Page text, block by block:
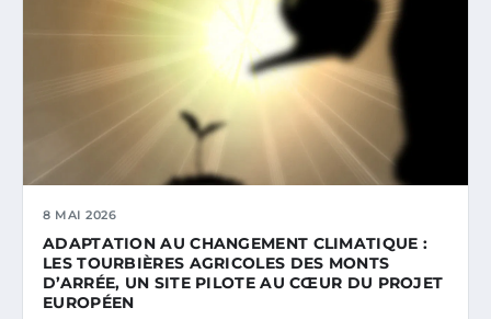
8 MAI 2026
ADAPTATION AU CHANGEMENT CLIMATIQUE :
LES TOURBIÈRES AGRICOLES DES MONTS
D’ARRÉE, UN SITE PILOTE AU CŒUR DU PROJET
EUROPÉEN